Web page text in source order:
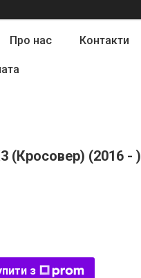
Про нас Контакти
(Кросовер) (2016 - )
з